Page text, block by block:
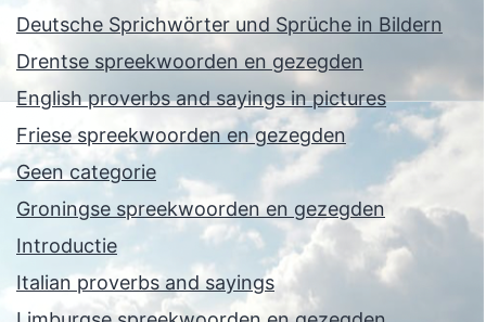
Deutsche Sprichwörter und Sprüche in Bildern
Drentse spreekwoorden en gezegden
English proverbs and sayings in pictures
Friese spreekwoorden en gezegden
Geen categorie
Groningse spreekwoorden en gezegden
Introductie
Italian proverbs and sayings